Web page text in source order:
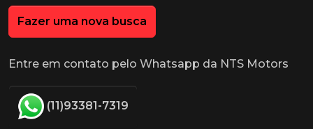
Fazer uma nova busca
Entre em contato pelo Whatsapp da NTS Motors
(11)93381-7319